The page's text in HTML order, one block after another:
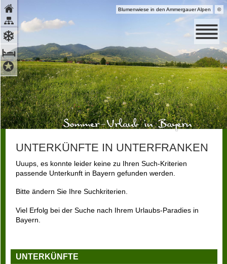
UNTERKÜNFTE IN UNTERFRANKEN
Uuups, es konnte leider keine zu Ihren Such-Kriterien
passende Unterkunft in Bayern gefunden werden.
Bitte ändern Sie Ihre Suchkriterien.
Viel Erfolg bei der Suche nach Ihrem Urlaubs-Paradies in
Bayern.
UNTERKÜNFTE
©
Ammergauer Alpen GmbH
Blumenwiese in den Ammergauer Alpen